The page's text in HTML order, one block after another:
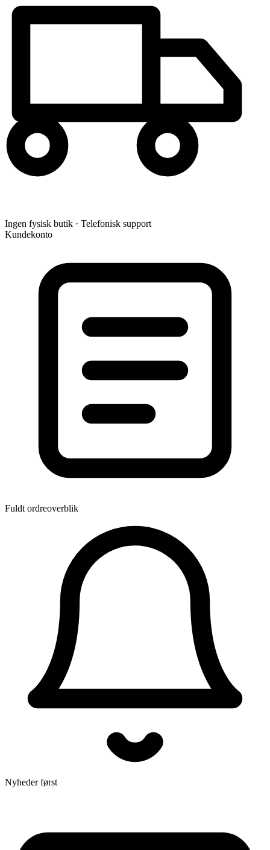
Ingen fysisk butik · Telefonisk support
Kundekonto
Fuldt ordreoverblik
Nyheder først